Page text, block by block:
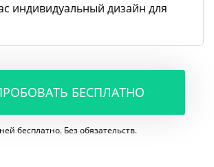
индивидуальный дизайн для
БЕСПЛАТНО
бесплатно. Без обязательств.